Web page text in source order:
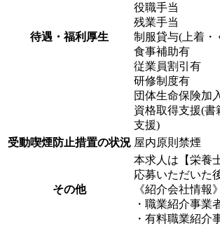
待遇・福利厚生
役職手当
残業手当
制服貸与(上着・
食事補助有
従業員割引有
研修制度有
団体生命保険加
資格取得支援(
支援)
受動喫煙防止措置の状況 屋内原則禁煙
その他
本求人は【栄養
応募いただいた
《紹介会社情報》
・職業紹介事業
・有料職業紹介